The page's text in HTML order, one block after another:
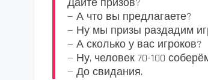
Дайте призов?
— А что вы предлагаете?
— Ну мы призы раздадим
— А сколько у вас игроков?
— Ну, человек 70-100
— До свидания.